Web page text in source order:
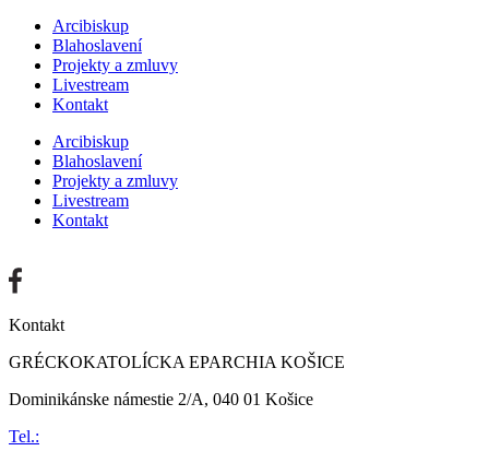
Arcibiskup
Blahoslavení
Projekty a zmluvy
Livestream
Kontakt
Arcibiskup
Blahoslavení
Projekty a zmluvy
Livestream
Kontakt
Kontakt
GRÉCKOKATOLÍCKA EPARCHIA KOŠICE
Dominikánske námestie 2/A, 040 01 Košice
Tel.: